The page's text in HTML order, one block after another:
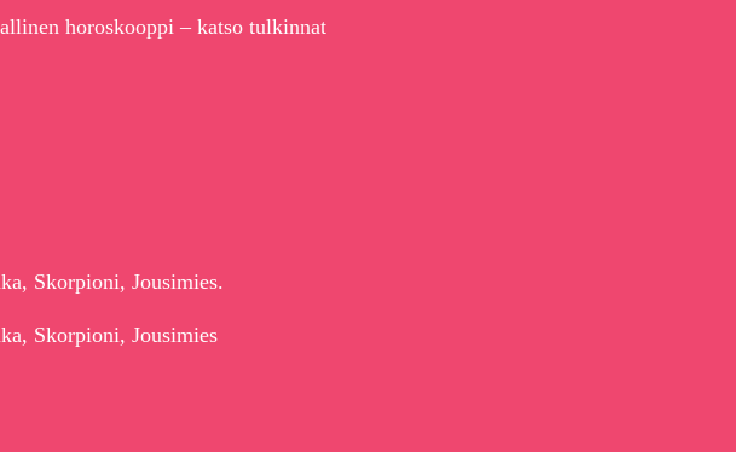
horoskooppi – katso tulkinnat
Skorpioni, Jousimies.
Skorpioni, Jousimies